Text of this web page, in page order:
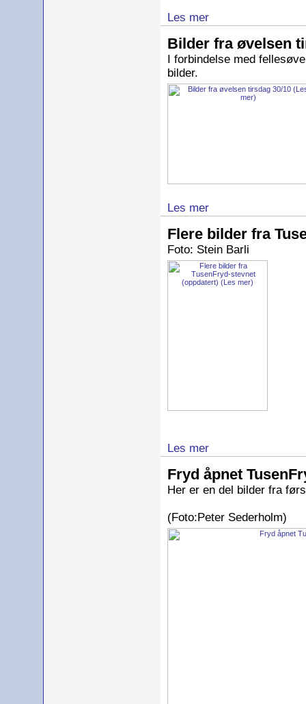
Les mer
Bilder fra øvelsen
I forbindelse med
bilder.
Les mer
Flere bilder fra
Foto: Stein Barli
Les mer
Fryd åpnet
Her er en del bilder fra
(Foto:Peter Sederholm)